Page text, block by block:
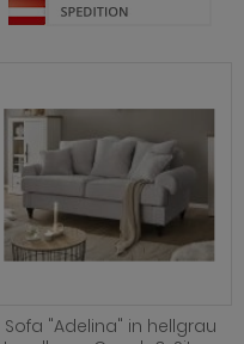
Sofa "Adelina" in hellgrau